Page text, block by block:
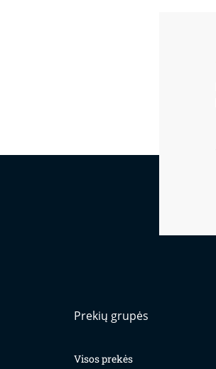
Prekių grupės
Visos prekės